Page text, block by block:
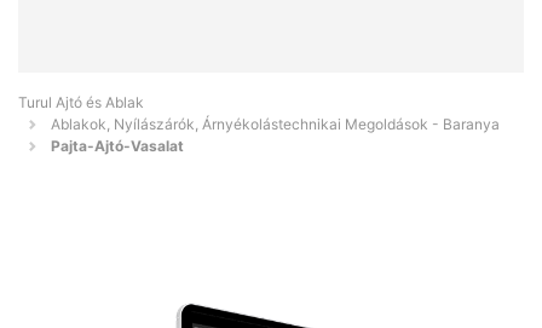
Turul Ajtó és Ablak
Ablakok, Nyílászárók, Árnyékolástechnikai Megoldások - Baranya
Pajta-Ajtó-Vasalat